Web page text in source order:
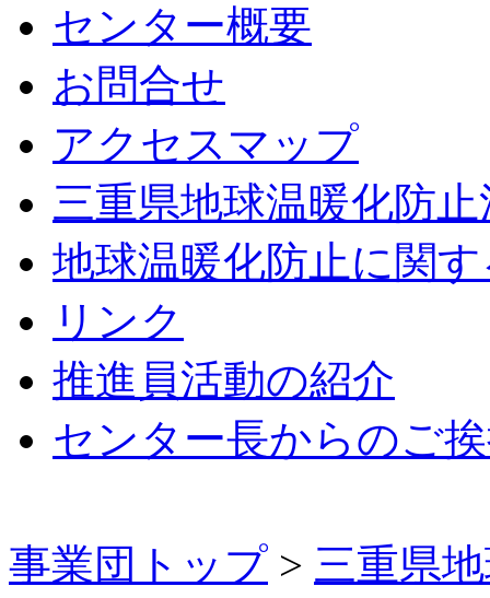
センター概要
お問合せ
アクセスマップ
三重県地球温暖化防
地球温暖化防止に関
リンク
推進員活動の紹介
センター長からのご
事業団トップ > 三重県